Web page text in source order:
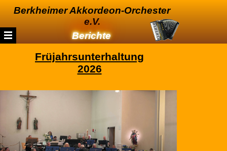
Berkheimer Akkordeon-Orchester
e.V.
Berichte
Früjahrsunterhaltung
2026